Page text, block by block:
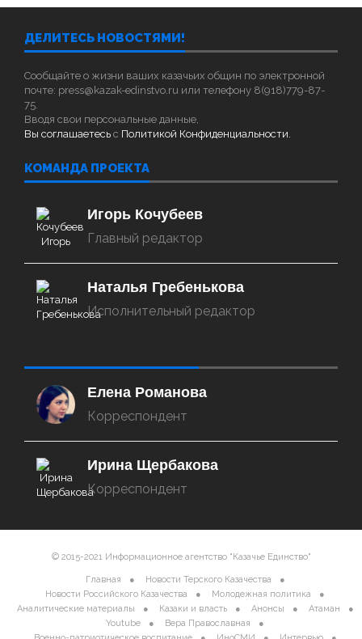
ДЕЛИТЕСЬ НОВОСТЯМИ!
Сообщайте о жизни ваших казачьих общин по электронной
почте: press@kazak-edinstvo.ru или телефону 8(918)779-87-
75.
Вводя свои персональные данные,
Вы соглашаетесь с Политикой Конфиденциальности.
КОМАНДА ПРОЕКТА
Игорь Кочубеев
Главный редактор
Наталья Гребенькова
Исполнительный редактор
Елена Романова
Корреспондент
Ирина Щербакова
Корреспондент
© 2015-2021 Информационное агентство "Казачье Единство"
Главная
Новости Терского Казачества
Новости Российского Казачества
Молодежная политика
Аналитические материалы
Казаки и власть Анонсы
Атаман
Youtube
Вера Православная